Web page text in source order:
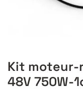
Kit moteur-
48V 750W-